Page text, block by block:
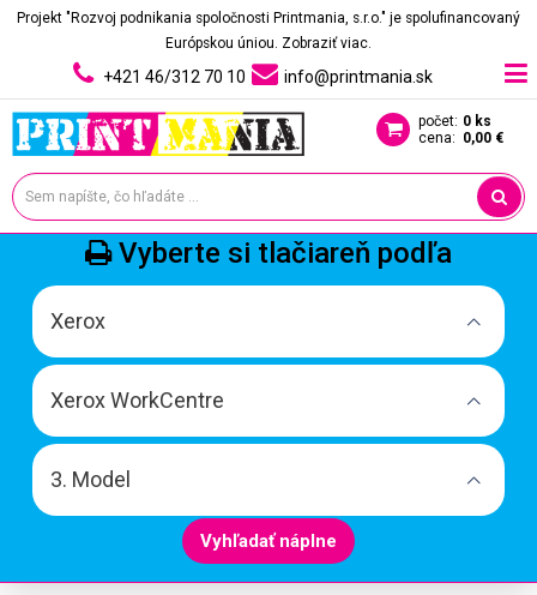
Projekt "Rozvoj podnikania spoločnosti Printmania, s.r.o." je spolufinancovaný
Európskou úniou. Zobraziť viac.
+421 46/312 70 10 info@printmania.sk
počet: 0 ks
cena: 0,00 €
Vyberte si tlačiareň podľa
Xerox
Xerox WorkCentre
3. Model
Vyhľadať náplne